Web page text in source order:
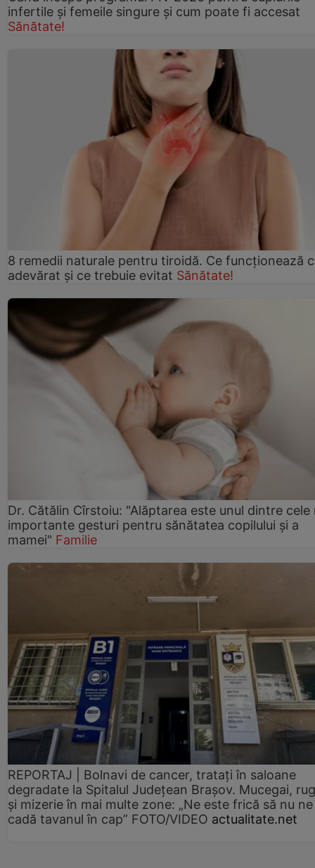
infertile şi femeile singure şi cum poate fi accesat
Sănătate!
8 remedii naturale pentru tiroidă. Ce funcționează
adevărat și ce trebuie evitat Sănătate!
Dr. Cătălin Cîrstoiu: "Alăptarea este unul dintre cele
importante gesturi pentru sănătatea copilului și a
mamei" Familie
REPORTAJ | Bolnavi de cancer, tratați în saloane
degradate la Spitalul Județean Brașov. Mucegai,
și mizerie în mai multe zone: „Ne este frică să nu ne
cadă tavanul în cap” FOTO/VIDEO actualitate.net